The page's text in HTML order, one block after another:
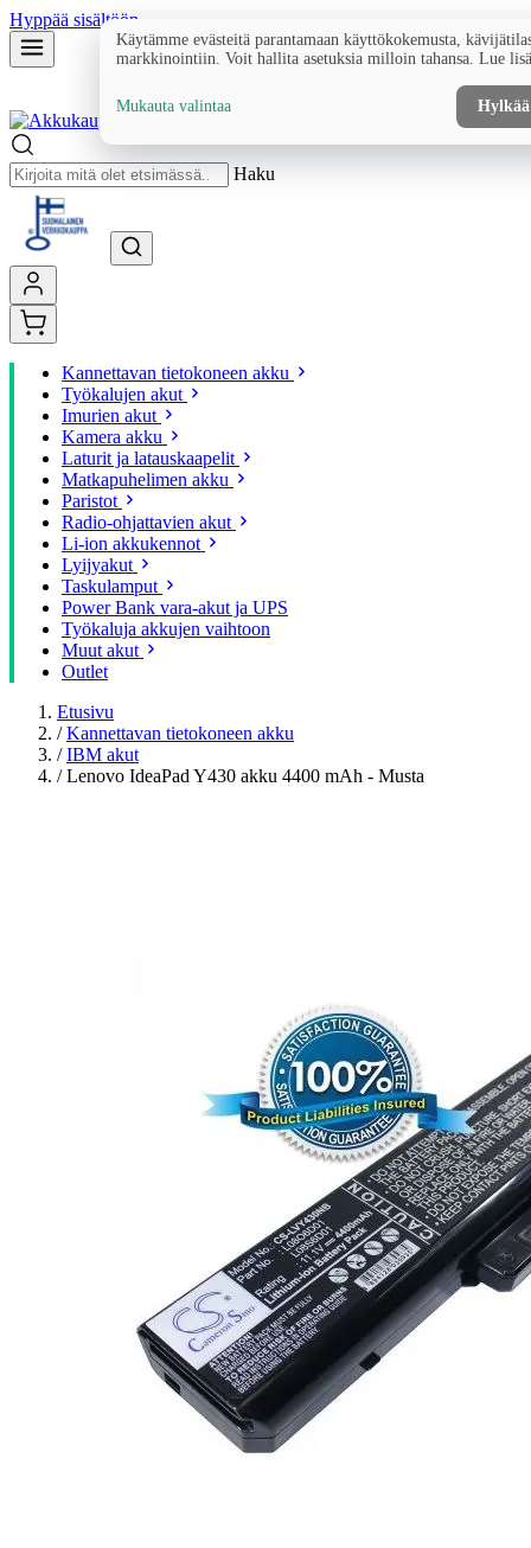
Hyppää sisältöön
Haku
Kannettavan tietokoneen akku
Työkalujen akut
Imurien akut
Kamera akku
Laturit ja latauskaapelit
Matkapuhelimen akku
Paristot
Radio-ohjattavien akut
Li-ion akkukennot
Lyijyakut
Taskulamput
Power Bank vara-akut ja UPS
Työkaluja akkujen vaihtoon
Muut akut
Outlet
Etusivu
/ Kannettavan tietokoneen akku
/ IBM akut
/ Lenovo IdeaPad Y430 akku 4400 mAh - Musta
Käytämme evästeitä parantamaan käyttökokemusta,
markkinointiin. Voit hallita asetuksia milloin tahansa. Lue
Mukauta valintaa Hylkää